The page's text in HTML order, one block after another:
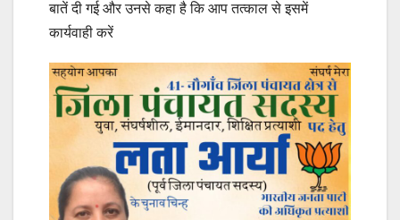
बातें दी गई और उनसे कहा है कि आप तत्काल से इसमें
कार्यवाही करें